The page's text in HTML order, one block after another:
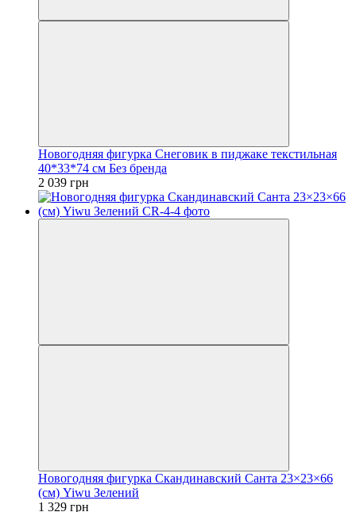
Новогодняя фигурка Снеговик в пиджаке текстильная
40*33*74 см Без бренда
2 039 грн
Новогодняя фигурка Скандинавский Санта 23×23×66
(см) Yiwu Зелений
1 329 грн